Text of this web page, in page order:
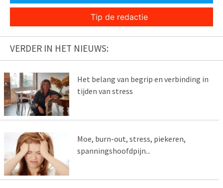
Tip de redactie
VERDER IN HET NIEUWS:
Het belang van begrip en verbinding in
tijden van stress
Moe, burn-out, stress, piekeren,
spanningshoofdpijn...